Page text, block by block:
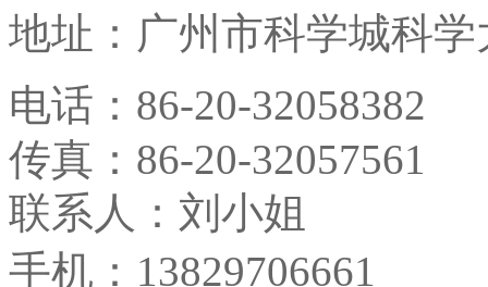
地址： 广州市科学城科
电话： 86-20-32058382
传真： 86-20-32057561
联系人：刘小姐
手机：13829706661